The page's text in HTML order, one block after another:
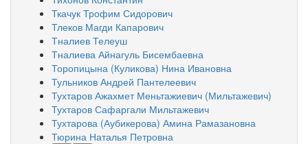
Ткачук Трофим Сидорович
Тлеков Магди Капарович
Тналиев Телеуш
Тналиева Айнагуль Бисембаевна
Торопицына (Куликова) Нина Ивановна
Тульников Андрей Пантелеевич
Тухтаров Ажахмет Меньтажиевич (Мильтажевич)
Тухтаров Сафаргали Мильтажевич
Тухтарова (Аубикерова) Амина Рамазановна
Тюрина Наталья Петровна